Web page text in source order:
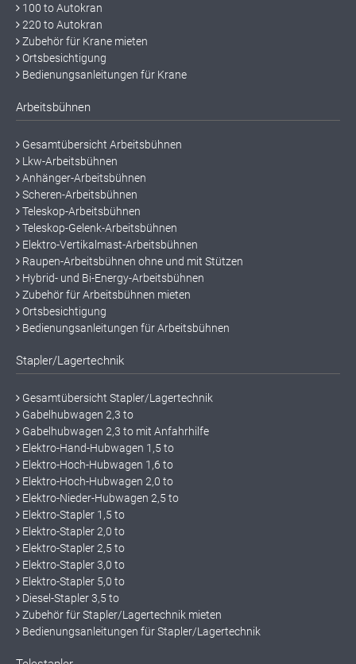
100 to Autokran
220 to Autokran
Zubehör für Krane mieten
Ortsbesichtigung
Bedienungsanleitungen für Krane
Arbeitsbühnen
Gesamtübersicht Arbeitsbühnen
Lkw-Arbeitsbühnen
Anhänger-Arbeitsbühnen
Scheren-Arbeitsbühnen
Teleskop-Arbeitsbühnen
Teleskop-Gelenk-Arbeitsbühnen
Elektro-Vertikalmast-Arbeitsbühnen
Raupen-Arbeitsbühnen ohne und mit Stützen
Hybrid- und Bi-Energy-Arbeitsbühnen
Zubehör für Arbeitsbühnen mieten
Ortsbesichtigung
Bedienungsanleitungen für Arbeitsbühnen
Stapler/Lagertechnik
Gesamtübersicht Stapler/Lagertechnik
Gabelhubwagen 2,3 to
Gabelhubwagen 2,3 to mit Anfahrhilfe
Elektro-Hand-Hubwagen 1,5 to
Elektro-Hoch-Hubwagen 1,6 to
Elektro-Hoch-Hubwagen 2,0 to
Elektro-Nieder-Hubwagen 2,5 to
Elektro-Stapler 1,5 to
Elektro-Stapler 2,0 to
Elektro-Stapler 2,5 to
Elektro-Stapler 3,0 to
Elektro-Stapler 5,0 to
Diesel-Stapler 3,5 to
Zubehör für Stapler/Lagertechnik mieten
Bedienungsanleitungen für Stapler/Lagertechnik